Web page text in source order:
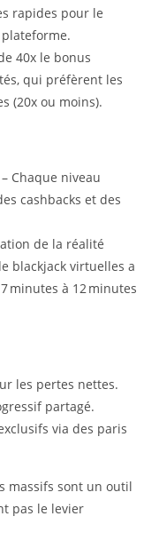
rapides pour le
40x le bonus
qui préfèrent les
(20x ou moins).
Chaque niveau
cashbacks et des
de la réalité
blackjack virtuelles a
minutes à 12 minutes
les pertes nettes.
partagé.
via des paris
massifs sont un outil
pas le levier